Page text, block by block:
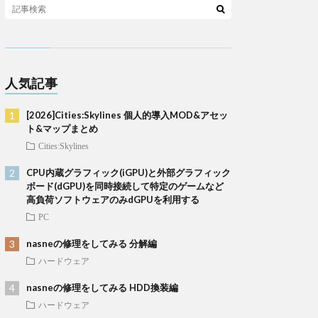
人気記事
[2026]Cities:Skylines 個人的導入MOD&アセッ
ト&マップまとめ
Cities:Skylines
CPU内蔵グラフィック(iGPU)と外部グラフィック
ボード(dGPU)を同時接続して特定のゲームなど
高負荷ソフトウェアのみdGPUを利用する
PC
nasneの修理をしてみる 分解編
ハードウェア
nasneの修理をしてみる HDD換装編
ハードウェア